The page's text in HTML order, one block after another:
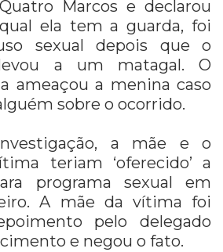
Marcos e declarou
ela tem a guarda, foi
sexual depois que o
a um matagal. O
ameaçou a menina caso
sobre o ocorrido.
a mãe e o
teriam ‘oferecido’ a
programa sexual em
A mãe da vítima foi
pelo delegado
e negou o fato.